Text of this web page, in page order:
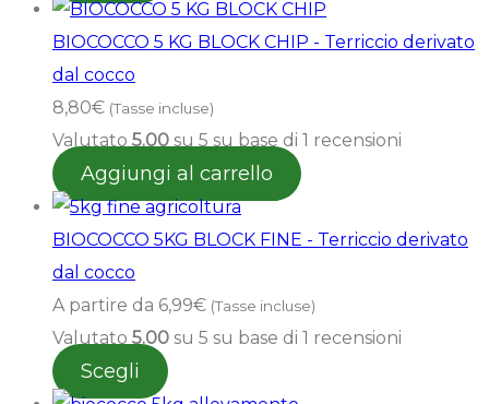
BIOCOCCO 5 KG BLOCK CHIP - Terriccio derivato
dal cocco
8,80€ (Tasse incluse)
Valutato 5.00 su 5 su base di 1 recensioni
Aggiungi al carrello
BIOCOCCO 5KG BLOCK FINE - Terriccio derivato
dal cocco
A partire da 6,99€ (Tasse incluse)
Valutato 5.00 su 5 su base di 1 recensioni
Scegli